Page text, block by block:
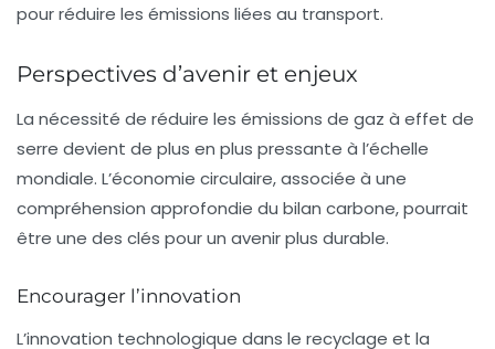
pour réduire les émissions liées au transport.
Perspectives d’avenir et enjeux
La nécessité de réduire les émissions de gaz à effet de
serre devient de plus en plus pressante à l’échelle
mondiale. L’économie circulaire, associée à une
compréhension approfondie du bilan carbone, pourrait
être une des clés pour un avenir plus durable.
Encourager l’innovation
L’innovation technologique dans le recyclage et la